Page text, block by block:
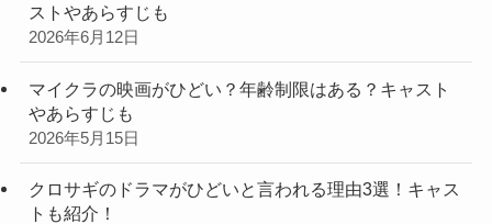
ストやあらすじも
2026年6月12日
マイクラの映画がひどい？年齢制限はある？キャスト
やあらすじも
2026年5月15日
クロサギのドラマがひどいと言われる理由3選！キャス
トも紹介！